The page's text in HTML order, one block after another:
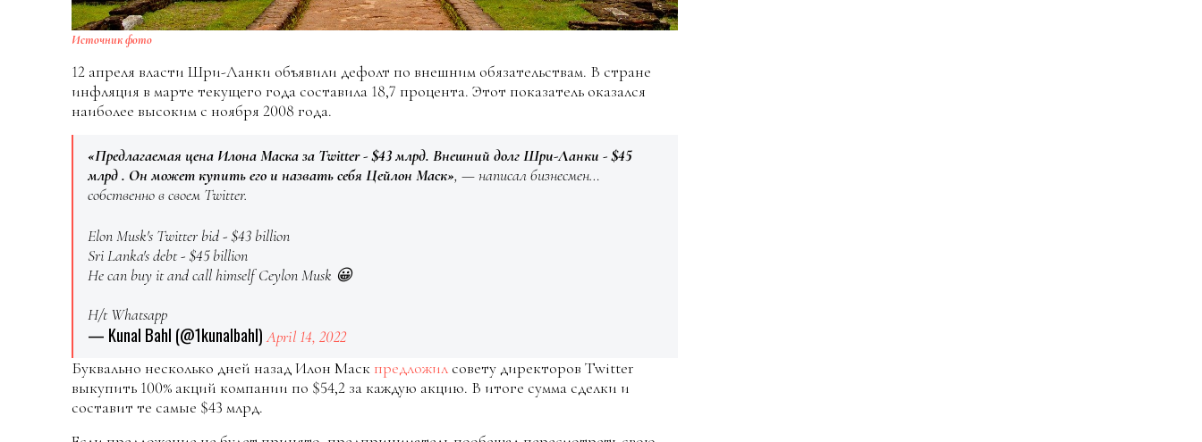
Источник фото
12 апреля власти Шри-Ланки объявили дефолт по внешним обязательствам. В стране
инфляция в марте текущего года составила 18,7 процента. Этот показатель оказался
наиболее высоким с ноября 2008 года.
«Предлагаемая цена Илона Маска за Twitter - $43 млрд. Внешний долг Шри-Ланки - $45
млрд . Он может купить его и назвать себя Цейлон Маск», — написал бизнесмен…
собственно в своем Twitter.
Elon Musk's Twitter bid - $43 billion
Sri Lanka's debt - $45 billion
He can buy it and call himself Ceylon Musk 😀
H/t Whatsapp
— Kunal Bahl (@1kunalbahl) April 14, 2022
Буквально несколько дней назад Илон Маск предложил совету директоров Twitter
выкупить 100% акций компании по $54,2 за каждую акцию. В итоге сумма сделки и
составит те самые $43 млрд.